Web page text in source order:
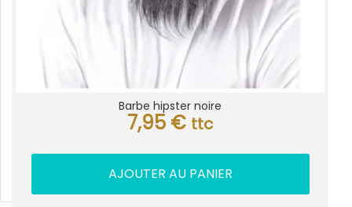
Barbe hipster noire
7,95 € ttc
AJOUTER AU PANIER